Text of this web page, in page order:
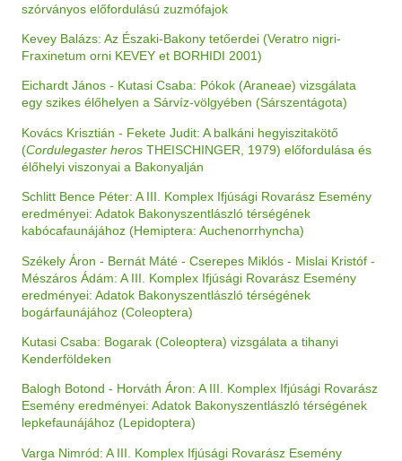
szórványos előfordulású zuzmófajok
Kevey Balázs: Az Északi-Bakony tetőerdei (Veratro nigri-
Fraxinetum orni KEVEY et BORHIDI 2001)
Eichardt János - Kutasi Csaba: Pókok (Araneae) vizsgálata
egy szikes élőhelyen a Sárvíz-völgyében (Sárszentágota)
Kovács Krisztián - Fekete Judit: A balkáni hegyiszitakötő
(Cordulegaster heros THEISCHINGER, 1979) előfordulása és
élőhelyi viszonyai a Bakonyalján
Schlitt Bence Péter: A III. Komplex Ifjúsági Rovarász Esemény
eredményei: Adatok Bakonyszentlászló térségének
kabócafaunájához (Hemiptera: Auchenorrhyncha)
Székely Áron - Bernát Máté - Cserepes Miklós - Mislai Kristóf -
Mészáros Ádám: A III. Komplex Ifjúsági Rovarász Esemény
eredményei: Adatok Bakonyszentlászló térségének
bogárfaunájához (Coleoptera)
Kutasi Csaba: Bogarak (Coleoptera) vizsgálata a tihanyi
Kenderföldeken
Balogh Botond - Horváth Áron: A III. Komplex Ifjúsági Rovarász
Esemény eredményei: Adatok Bakonyszentlászló térségének
lepkefaunájához (Lepidoptera)
Varga Nimród: A III. Komplex Ifjúsági Rovarász Esemény